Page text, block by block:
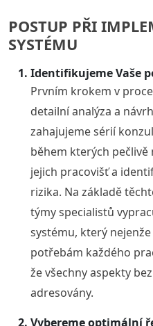
POSTUP PŘI
SYSTÉMU
Identifikujeme Vaše
Prvním krokem v
detailní analýza a
zahajujeme sérií
během kterých
jejich pracovišť a
rizika. Na základě
týmy specialistů
systému, který
potřebám každého
že všechny aspekty
adresovány.
Vybereme optimální